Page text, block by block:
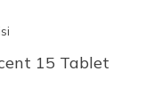
15 Tablet